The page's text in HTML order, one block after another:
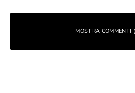
MOSTRA COMMENTI